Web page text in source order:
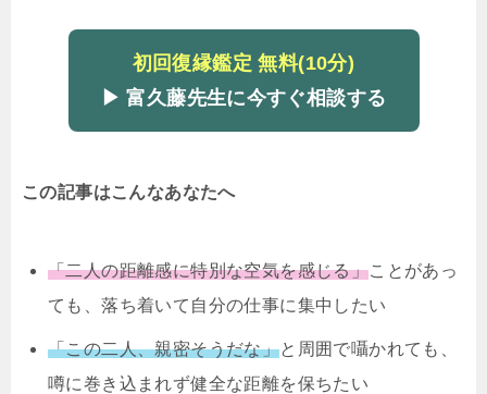
初回復縁鑑定 無料(10分)
▶ 富久藤先生に今すぐ相談する
この記事はこんなあなたへ
「二人の距離感に特別な空気を感じる」ことがあっ
ても、落ち着いて自分の仕事に集中したい
「この二人、親密そうだな」と周囲で囁かれても、
噂に巻き込まれず健全な距離を保ちたい